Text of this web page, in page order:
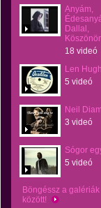
Anyám,
Dallal,
18 videó
Len
5 videó
Neil
3 videó
Sógor
5 videó
Böngéssz a galériák
között!